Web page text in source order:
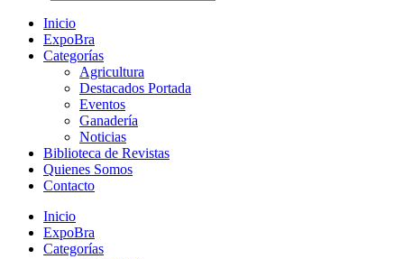
Inicio
ExpoBra
Categorías
Agricultura
Destacados Portada
Eventos
Ganadería
Noticias
Biblioteca de Revistas
Quienes Somos
Contacto
Inicio
ExpoBra
Categorías